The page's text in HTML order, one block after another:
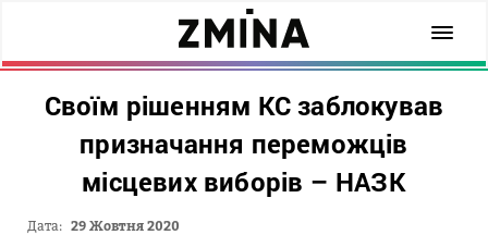
Своїм рішенням КС заблокував
призначання переможців
місцевих виборів – НАЗК
Дата: 29 Жовтня 2020